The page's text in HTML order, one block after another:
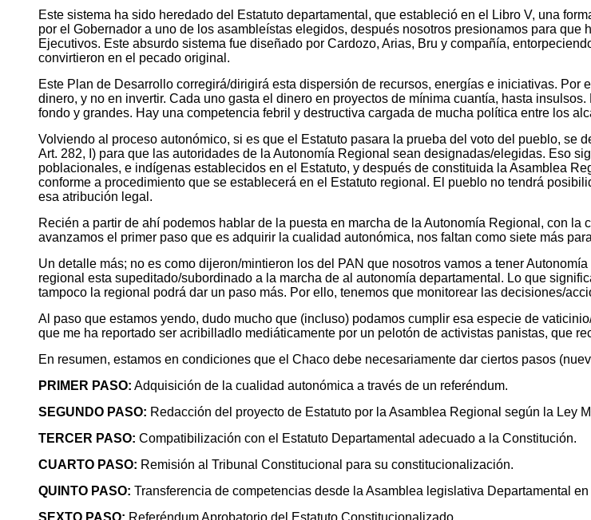
Este sistema ha sido heredado del Estatuto departamental, que estableció en el Libro V, una
por el Gobernador a uno de los asambleístas elegidos, después nosotros presionamos para
Ejecutivos. Este absurdo sistema fue diseñado por Cardozo, Arias, Bru y compañía,
convirtieron en el pecado original.
Este Plan de Desarrollo corregirá/dirigirá esta dispersión de recursos, energías e iniciativas.
dinero, y no en invertir. Cada uno gasta el dinero en proyectos de mínima cuantía, hasta
fondo y grandes. Hay una competencia febril y destructiva cargada de mucha política entre los
Volviendo al proceso autonómico, si es que el Estatuto pasara la prueba del voto del pueblo,
Art. 282, I) para que las autoridades de la Autonomía Regional sean designadas/elegidas. Eso
poblacionales, e indígenas establecidos en el Estatuto, y después de constituida la Asamblea
conforme a procedimiento que se establecerá en el Estatuto regional. El pueblo no tendrá
esa atribución legal.
Recién a partir de ahí podemos hablar de la puesta en marcha de la Autonomía Regional, con
avanzamos el primer paso que es adquirir la cualidad autonómica, nos faltan como siete más
Un detalle más; no es como dijeron/mintieron los del PAN que nosotros vamos a tener
regional esta supeditado/subordinado a la marcha de al autonomía departamental. Lo que
tampoco la regional podrá dar un paso más. Por ello, tenemos que monitorear las decisiones/
Al paso que estamos yendo, dudo mucho que (incluso) podamos cumplir esa especie de
que me ha reportado ser acribilladlo mediáticamente por un pelotón de activistas panistas, que
En resumen, estamos en condiciones que el Chaco debe necesariamente dar ciertos pasos
PRIMER PASO: Adquisición de la cualidad autonómica a través de un referéndum.
SEGUNDO PASO: Redacción del proyecto de Estatuto por la Asamblea Regional según la Ley
TERCER PASO: Compatibilización con el Estatuto Departamental adecuado a la Constitución.
CUARTO PASO: Remisión al Tribunal Constitucional para su constitucionalización.
QUINTO PASO: Transferencia de competencias desde la Asamblea legislativa Departamental
SEXTO PASO: Referéndum Aprobatorio del Estatuto Constitucionalizado